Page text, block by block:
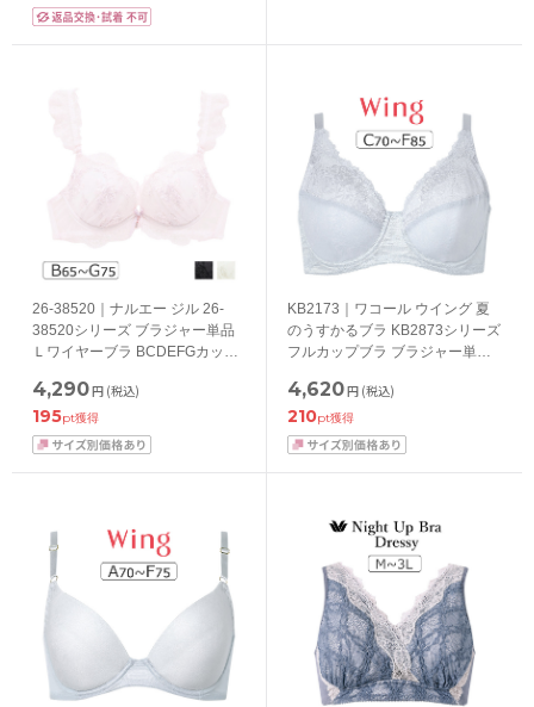
26-38520｜ナルエー ジル 26-
38520シリーズ ブラジャー単品
Ｌワイヤーブラ BCDEFGカップ
4,290円 (税込)
195pt獲得
KB2173｜ワコール ウイング 夏
のうすかるブラ KB2873シリーズ
フルカップブラ ブラジャー単品
70/75/80/85cm
4,620円 (税込)
210pt獲得